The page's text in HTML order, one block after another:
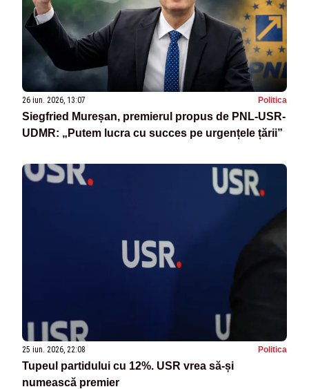
26 iun. 2026, 13:07 Politica
Siegfried Mureșan, premierul propus de PNL-USR-
UDMR: „Putem lucra cu succes pe urgențele țării”
25 iun. 2026, 22:08 Politica
Tupeul partidului cu 12%. USR vrea să-și
numească premier